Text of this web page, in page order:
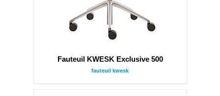
Fauteuil KWESK Exclusive 500
fauteuil kwesk